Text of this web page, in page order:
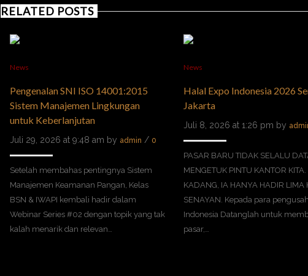
RELATED POSTS
News
Pengenalan SNI ISO 14001:2015
Sistem Manajemen Lingkungan
untuk Keberlanjutan
Juli 29, 2026 at 9:48 am by admin / 0
Setelah membahas pentingnya Sistem
Manajemen Keamanan Pangan, Kelas
BSN & IWAPI kembali hadir dalam
Webinar Series #02 dengan topik yang tak
kalah menarik dan relevan…
News
Halal Expo Indonesia 2026
Jakarta
Juli 8, 2026 at 1:26 pm by
PASAR BARU TIDAK SELALU
MENGETUK PINTU KANTOR KITA.
KADANG, IA HANYA HADIR LIMA
SENAYAN. Kepada para
Indonesia Datanglah untuk
pasar,…